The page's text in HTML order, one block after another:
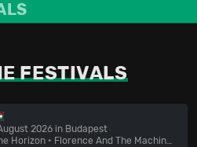
FESTIVALS
2026 in Budapest
Bring Me The Horizon • Florence And The Machine